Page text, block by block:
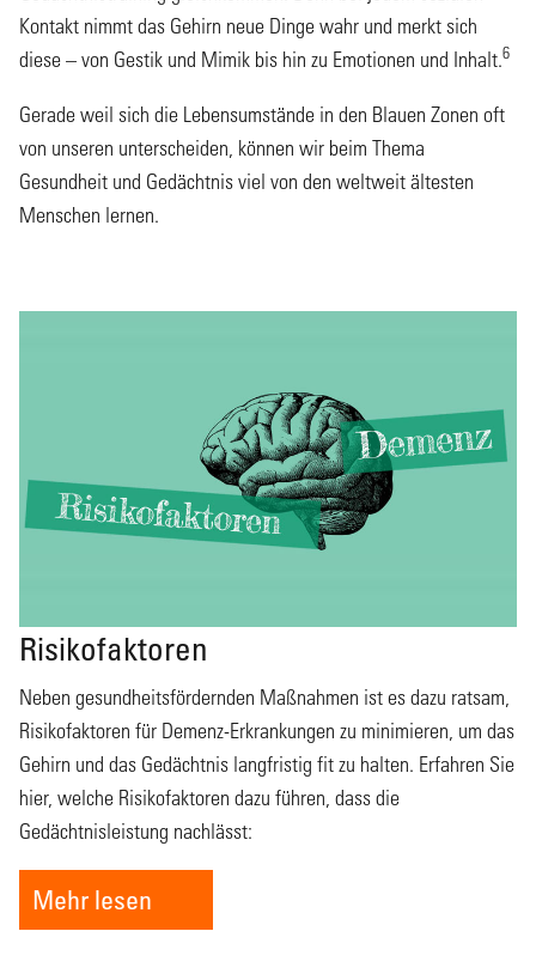
Kontakt nimmt das Gehirn neue Dinge wahr und merkt sich
diese – von Gestik und Mimik bis hin zu Emotionen und Inhalt.6
Gerade weil sich die Lebensumstände in den Blauen Zonen oft
von unseren unterscheiden, können wir beim Thema
Gesundheit und Gedächtnis viel von den weltweit ältesten
Menschen lernen.
Risikofaktoren
Neben gesundheitsfördernden Maßnahmen ist es dazu ratsam,
Risikofaktoren für Demenz-Erkrankungen zu minimieren, um das
Gehirn und das Gedächtnis langfristig fit zu halten. Erfahren Sie
hier, welche Risikofaktoren dazu führen, dass die
Gedächtnisleistung nachlässt:
Mehr lesen